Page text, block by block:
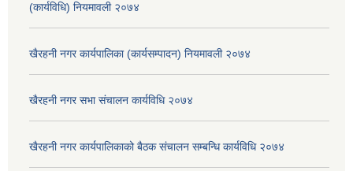
(कार्यविधि) नियमावली २०७४
खैरहनी नगर कार्यपालिका (कार्यसम्पादन) नियमावली २०७४
खैरहनी नगर सभा संचालन कार्यविधि २०७४
खैरहनी नगर कार्यपालिकाको बैठक संचालन सम्बन्धि कार्यविधि २०७४